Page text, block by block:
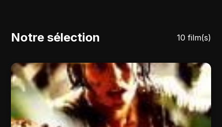
Notre sélection 10 film(s)